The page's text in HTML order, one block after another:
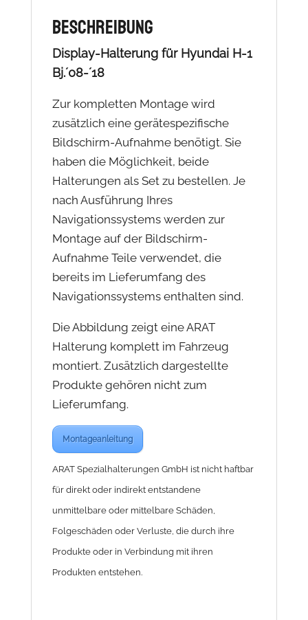
Beschreibung
Display-Halterung für Hyundai H-1
Bj.´08-´18
Zur kompletten Montage wird
zusätzlich eine gerätespezifische
Bildschirm-Aufnahme benötigt. Sie
haben die Möglichkeit, beide
Halterungen als Set zu bestellen. Je
nach Ausführung Ihres
Navigationssystems werden zur
Montage auf der Bildschirm-
Aufnahme Teile verwendet, die
bereits im Lieferumfang des
Navigationssystems enthalten sind.
Die Abbildung zeigt eine ARAT
Halterung komplett im Fahrzeug
montiert. Zusätzlich dargestellte
Produkte gehören nicht zum
Lieferumfang.
Montageanleitung
ARAT Spezialhalterungen GmbH ist nicht haftbar
für direkt oder indirekt entstandene
unmittelbare oder mittelbare Schäden,
Folgeschäden oder Verluste, die durch ihre
Produkte oder in Verbindung mit ihren
Produkten entstehen.